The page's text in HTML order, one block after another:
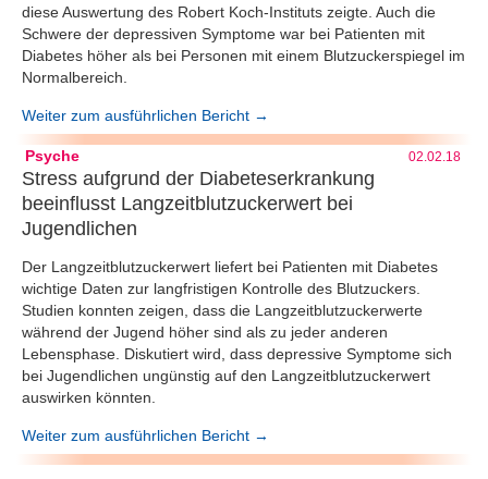
diese Auswertung des Robert Koch-Instituts zeigte. Auch die
Schwere der depressiven Symptome war bei Patienten mit
Diabetes höher als bei Personen mit einem Blutzuckerspiegel im
Normalbereich.
Weiter zum ausführlichen Bericht →
Psyche 02.02.18
Stress aufgrund der Diabeteserkrankung
beeinflusst Langzeitblutzuckerwert bei
Jugendlichen
Der Langzeitblutzuckerwert liefert bei Patienten mit Diabetes
wichtige Daten zur langfristigen Kontrolle des Blutzuckers.
Studien konnten zeigen, dass die Langzeitblutzuckerwerte
während der Jugend höher sind als zu jeder anderen
Lebensphase. Diskutiert wird, dass depressive Symptome sich
bei Jugendlichen ungünstig auf den Langzeitblutzuckerwert
auswirken könnten.
Weiter zum ausführlichen Bericht →